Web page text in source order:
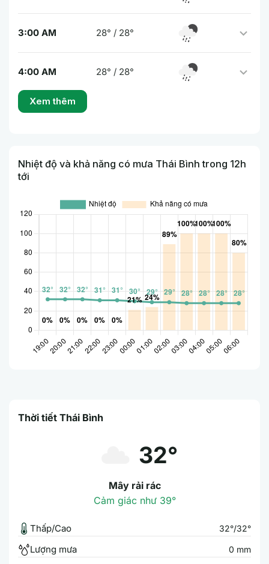
3:00 AM 28° / 28°
4:00 AM 28° / 28°
Xem thêm
Nhiệt độ và khả năng có mưa Thái Bình trong 12h
tới
Thời tiết Thái Bình
32°
Mây rải rác
Cảm giác như 39°
Thấp/Cao 32°/32°
Lượng mưa 0 mm